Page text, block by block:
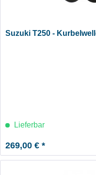
Suzuki T250 -
Lieferbar
269,00 € *